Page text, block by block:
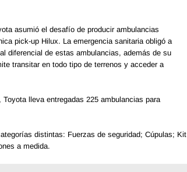
asumió el desafío de producir ambulancias
pick-up Hilux. La emergencia sanitaria obligó a
diferencial de estas ambulancias, además de su
transitar en todo tipo de terrenos y acceder a
lleva entregadas 225 ambulancias para
distintas: Fuerzas de seguridad; Cúpulas; Kit
a medida.